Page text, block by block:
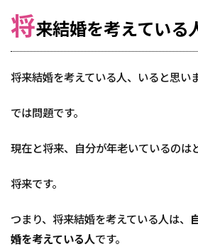
将来結婚を考えている
将来結婚を考えている人、いると思いま
では問題です。
現在と将来、自分が年老いているのは
将来です。
つまり、将来結婚を考えている人は、
婚を考えている人です。